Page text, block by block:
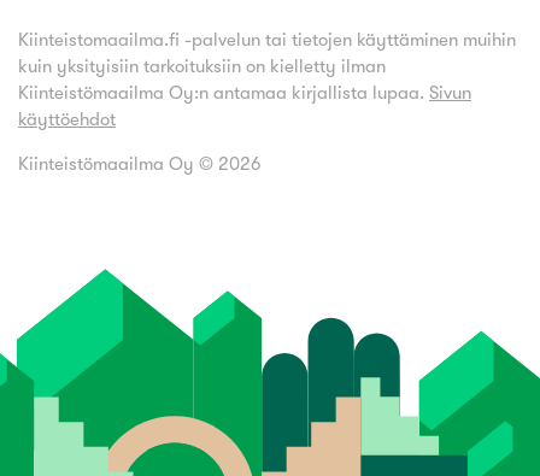
Kiinteistomaailma.fi -palvelun tai tietojen käyttäminen muihin
kuin yksityisiin tarkoituksiin on kielletty ilman
Kiinteistömaailma Oy:n antamaa kirjallista lupaa. Sivun
käyttöehdot
Kiinteistömaailma Oy © 2026